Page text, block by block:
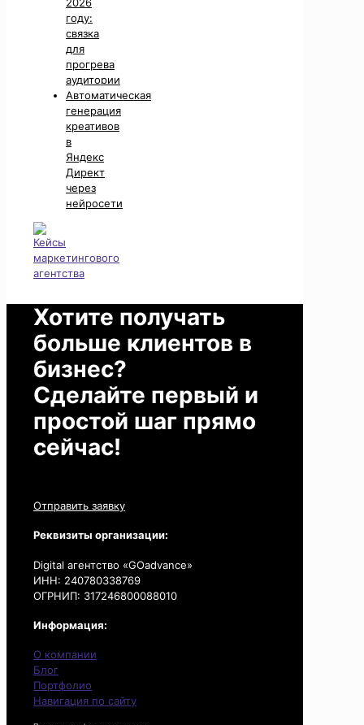
2026
году:
связка
для
прогрева
аудитории
Автоматическая
генерация
креативов
в
Яндекс
Директ
через
нейросети
Хотите получать
больше клиентов в
бизнес?
Сделайте первый и
простой шаг прямо
сейчас!
Отправить заявку
Реквизиты организации:
Digital агентство «GOadvance»
ИНН: 240780338769
ОГРНИП: 317246800088010
Информация:
О компании
Блог
Портфолио
Навигация по сайту